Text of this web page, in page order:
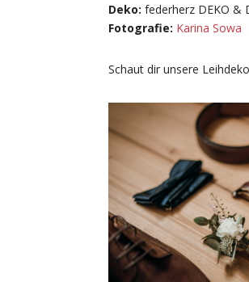
Deko:federherz DEKO &
Fotografie: Karina Sowa
Schaut dir unsere